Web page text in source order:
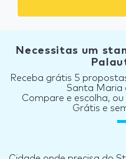
Necessitas um
Receba grátis 5
Santa Maria
Compare e escolha,
Grátis e